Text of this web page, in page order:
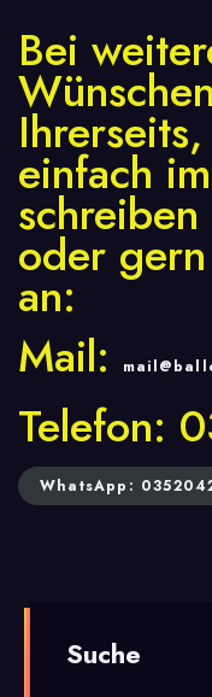
Bei
einfach
oder
an:
Mail:
Telefon:
WhatsApp:
Suche